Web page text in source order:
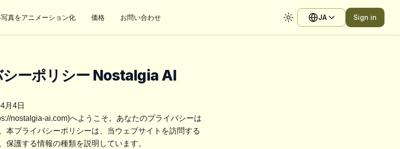
真をアニメーション化 価格 お問い合わせ Toggle theme
JA Sign in
ーポリシー Nostalgia AI
月4日
nostalgia-ai.com)へようこそ。あなたのプライバシーは
本プライバシーポリシーは、当ウェブサイトを訪問する
保護する情報の種類を説明しています。